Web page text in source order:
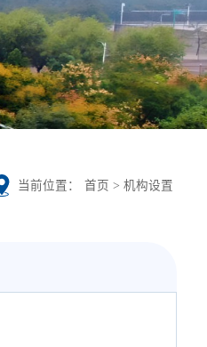
当前位置： 首页 > 机构设置